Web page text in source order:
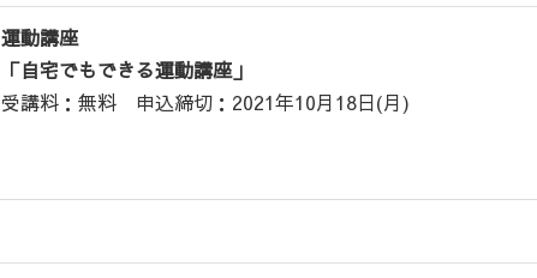
運動講座
「自宅でもできる運動講座」
受講料：無料 申込締切：2021年10月18日(月)